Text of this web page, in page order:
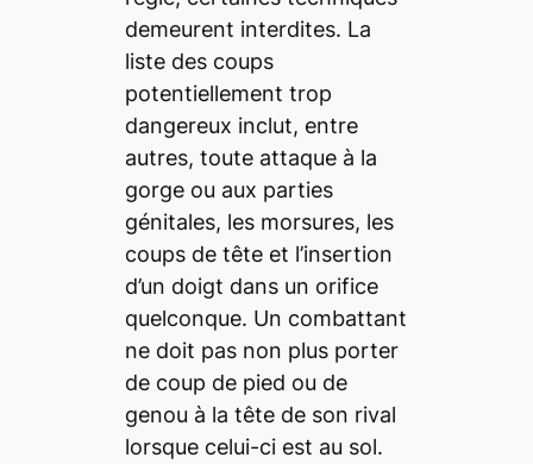
demeurent interdites. La
liste des coups
potentiellement trop
dangereux inclut, entre
autres, toute attaque à la
gorge ou aux parties
génitales, les morsures, les
coups de tête et l’insertion
d’un doigt dans un orifice
quelconque. Un combattant
ne doit pas non plus porter
de coup de pied ou de
genou à la tête de son rival
lorsque celui-ci est au sol.